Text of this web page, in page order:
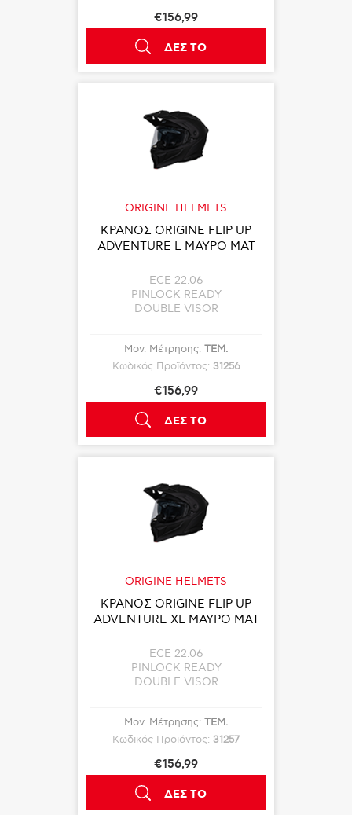
€156,99
ΔΕΣ ΤΟ
ORIGINE HELMETS
ΚΡΑΝΟΣ ORIGINE FLIP UP
ADVENTURE L ΜΑΥΡΟ ΜΑΤ
ECE 22.06
PINLOCK READY
DOUBLE VISOR
Μον. Μέτρησης: ΤΕΜ.
Κωδικός Προϊόντος: 31256
€156,99
ΔΕΣ ΤΟ
ORIGINE HELMETS
ΚΡΑΝΟΣ ORIGINE FLIP UP
ADVENTURE XL ΜΑΥΡΟ ΜΑΤ
ECE 22.06
PINLOCK READY
DOUBLE VISOR
Μον. Μέτρησης: ΤΕΜ.
Κωδικός Προϊόντος: 31257
€156,99
ΔΕΣ ΤΟ